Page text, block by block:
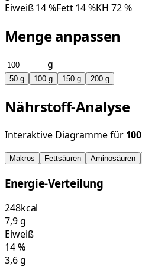
Eiweiß14%Fett14%KH 72%
Menge anpassen
g
50 g 100 g 150 g 200 g
Nährstoff-Analyse
Interaktive Diagramme für 100
Makros Fettsäuren Aminosäuren
Energie-Verteilung
248kcal
7,9g
Eiweiß
14%
3,6g